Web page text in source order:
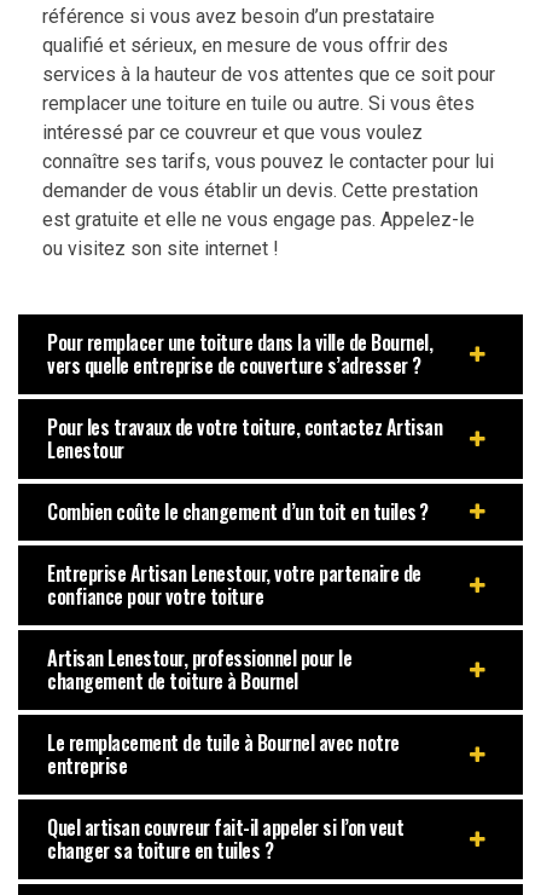
référence si vous avez besoin d’un prestataire
qualifié et sérieux, en mesure de vous offrir des
services à la hauteur de vos attentes que ce soit pour
remplacer une toiture en tuile ou autre. Si vous êtes
intéressé par ce couvreur et que vous voulez
connaître ses tarifs, vous pouvez le contacter pour lui
demander de vous établir un devis. Cette prestation
est gratuite et elle ne vous engage pas. Appelez-le
ou visitez son site internet !
Pour remplacer une toiture dans la ville de Bournel,
vers quelle entreprise de couverture s’adresser ?
Pour les travaux de votre toiture, contactez Artisan
Lenestour
Combien coûte le changement d’un toit en tuiles ?
Entreprise Artisan Lenestour, votre partenaire de
confiance pour votre toiture
Artisan Lenestour, professionnel pour le
changement de toiture à Bournel
Le remplacement de tuile à Bournel avec notre
entreprise
Quel artisan couvreur fait-il appeler si l’on veut
changer sa toiture en tuiles ?